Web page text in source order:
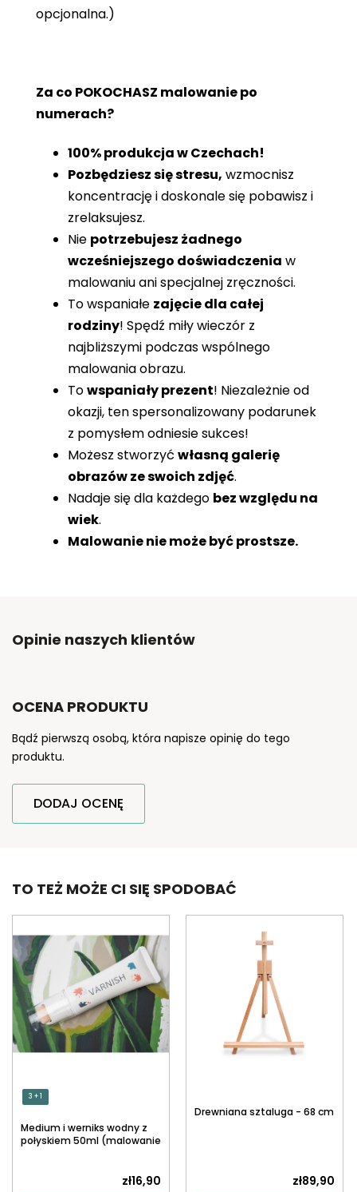
opcjonalna.)
Za co POKOCHASZ malowanie po
numerach?
100% produkcja w Czechach!
Pozbędziesz się stresu, wzmocnisz
koncentrację i doskonale się pobawisz i
zrelaksujesz.
Nie potrzebujesz żadnego
wcześniejszego doświadczenia w
malowaniu ani specjalnej zręczności.
To wspaniałe zajęcie dla całej
rodziny! Spędź miły wieczór z
najbliższymi podczas wspólnego
malowania obrazu.
Towspaniały prezent! Niezależnie od
okazji, ten spersonalizowany podarunek
z pomysłem odniesie sukces!
Możesz stworzyć własną galerię
obrazów ze swoich zdjęć.
Nadaje się dla każdego bez względu na
wiek.
Malowanie nie może być prostsze.
Opinie naszych klientów
OCENA PRODUKTU
Bądź pierwszą osobą, która napisze opinię do tego
produktu.
DODAJ OCENĘ
TO TEŻ MOŻE CI SIĘ SPODOBAĆ
3 + 1
Medium i werniks wodny z
połyskiem 50ml (malowanie
zł16,90
Drewniana sztaluga - 68 cm
zł89,90